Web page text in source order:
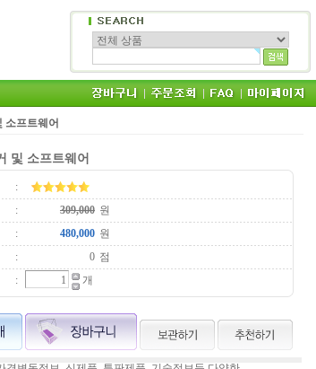
소프트웨어
및 소프트웨어
:
:
원
:
원
:
점
: 개